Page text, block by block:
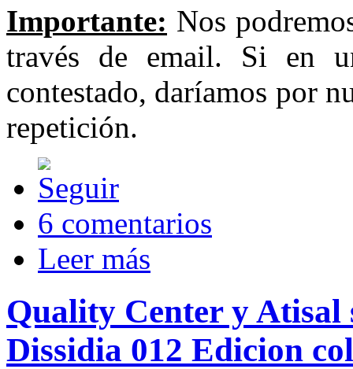
Importante: Nos
través de email. Si en
contestado, daríamos por
repetición.
6 comentarios
Leer más
Quality Center y Atisal
Dissidia 012 Edicion